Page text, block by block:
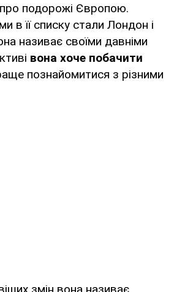
подорожі Європою.
в її списку стали Лондон і
називає своїми давніми
вона хоче побачити
познайомитися з різними
змін вона називає